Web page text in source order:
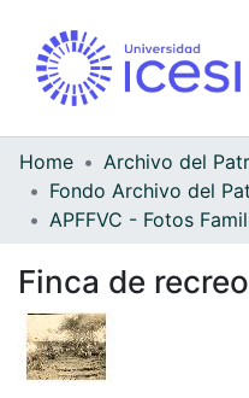
Home
Finca de recreo